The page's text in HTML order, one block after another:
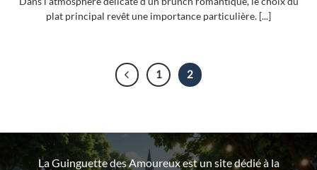
plat principal revêt une importance particulière. [...]
1 2
La Guinguette des Amoureux est un site dédié à la